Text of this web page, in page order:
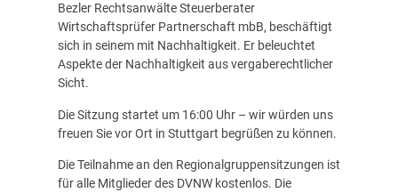
Bezler Rechtsanwälte Steuerberater
Wirtschaftsprüfer Partnerschaft mbB, beschäftigt
sich in seinem mit Nachhaltigkeit. Er beleuchtet
Aspekte der Nachhaltigkeit aus vergaberechtlicher
Sicht.
Die Sitzung startet um 16:00 Uhr – wir würden uns
freuen Sie vor Ort in Stuttgart begrüßen zu können.
Die Teilnahme an den Regionalgruppensitzungen ist
für alle Mitglieder des DVNW kostenlos. Die